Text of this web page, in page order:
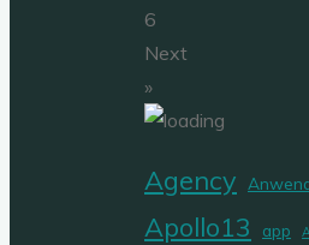
6
Next
»
Agency
Apollo13 app